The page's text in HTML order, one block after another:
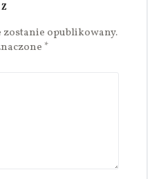
opublikowany.
*